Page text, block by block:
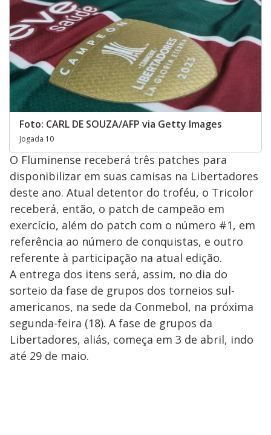
Foto: CARL DE SOUZA/AFP via Getty Images
Jogada 10
O Fluminense receberá três patches para
disponibilizar em suas camisas na Libertadores
deste ano. Atual detentor do troféu, o Tricolor
receberá, então, o patch de campeão em
exercício, além do patch com o número #1, em
referência ao número de conquistas, e outro
referente à participação na atual edição.
A entrega dos itens será, assim, no dia do
sorteio da fase de grupos dos torneios sul-
americanos, na sede da Conmebol, na próxima
segunda-feira (18). A fase de grupos da
Libertadores, aliás, começa em 3 de abril, indo
até 29 de maio.